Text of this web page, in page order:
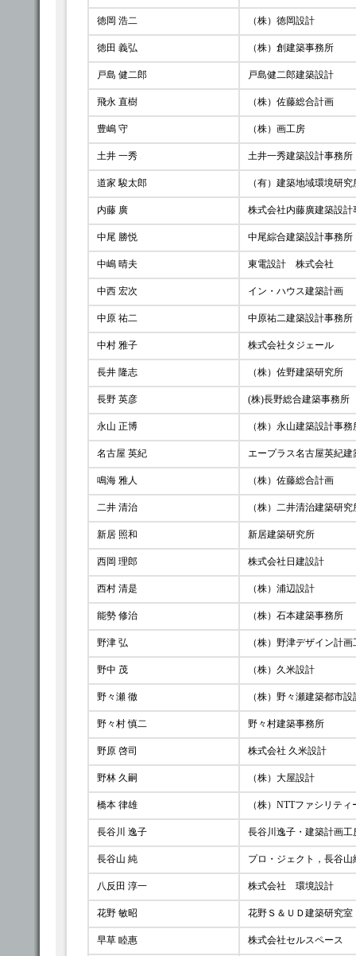
徳岡 浩二 （株）徳岡設計
徳田 義弘 （株）創建築事務所
戸島 健二郎 戸島健二郎建築設計
飛永 直樹 （株）佐藤総合計画
豊嶋 守 （株）画工房
土井 一秀 土井一秀建築設計事務所
道家 駿太郎 （有）建築地域環境研
内藤 廣 株式会社内藤廣建築設
中尾 勝悦 中尾綜合建築設計事務所
中嶋 晴夫 東電設計 株式会社
中西 宏次 イン・ハウス建築計画
中原 祐二 中原祐二建築設計事務所
中村 雅子 株式会社タジェール
長井 隆志 （株）佐野建築研究所
長野 英彦 (株)長野総合建築事務所
永山 正博 （株）永山建築設計事
名古屋 英紀 エープラス名古屋英紀
鳴海 雅人 （株）佐藤総合計画
二井 清治 （株）二井清治建築研
新居 照和 新居建築研究所
西岡 理郎 株式会社日建設計
西村 清是 （株）浦辺設計
能勢 修治 （株）石本建築事務所
野津 弘 （株）野津デザイン計
野中 茂 （株）久米設計
野々瀬 徹 （株）野々瀬建築都市
野々村 慎二 野々村建築事務所
野原 啓司 株式会社 久米設計
野林 久嗣 （株）大屋設計
橋本 律雄 （株）NTTファシリテ
長谷川 逸子 長谷川逸子・建築計画
長谷山 純 プロ・ジェクト，長谷
八反田 淳一 株式会社 環境設計
花野 敏昭 花野Ｓ＆ＵＤ建築研究室
早草 睦惠 株式会社セルスペース